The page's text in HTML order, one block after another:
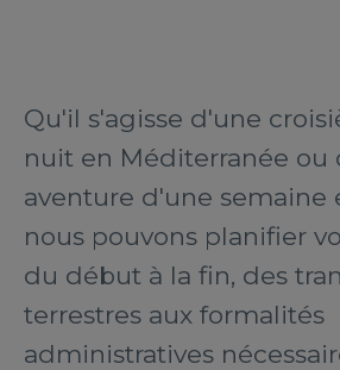
Qu'il s'agisse d'une
nuit en Méditerranée ou
aventure d'une semaine
nous pouvons planifier
du début à la fin, des
terrestres aux formalités
administratives